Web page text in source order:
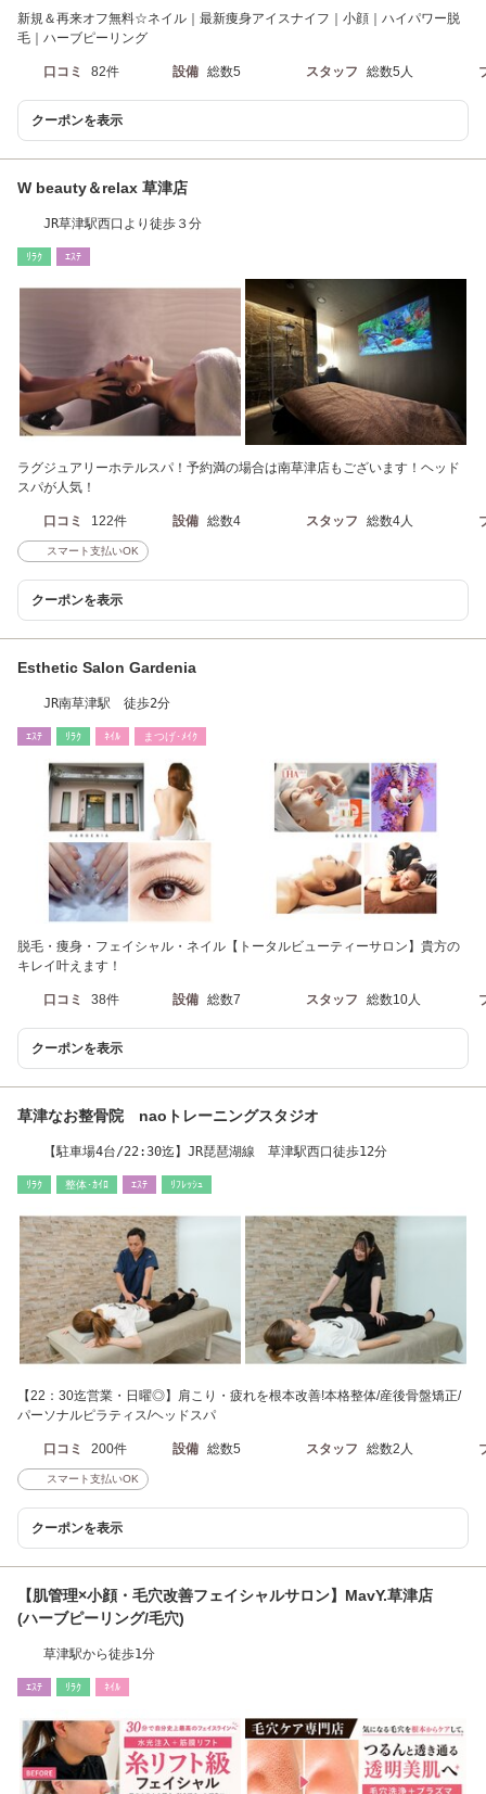
新規＆再来オフ無料☆ネイル｜最新痩身アイスナイフ｜小顔｜ハイパワー脱
毛｜ハーブピーリング
口コミ 82件 設備 総数5 スタッフ 総数5人
クーポンを表示
W beauty＆relax 草津店
JR草津駅西口より徒歩３分
ﾘﾗｸ ｴｽﾃ
ラグジュアリーホテルスパ！予約満の場合は南草津店もございます！ヘッド
スパが人気！
口コミ 122件 設備 総数4 スタッフ 総数4人
スマート支払いOK
クーポンを表示
Esthetic Salon Gardenia
JR南草津駅 徒歩2分
ｴｽﾃ ﾘﾗｸ ﾈｲﾙ まつげ･ﾒｲｸ
脱毛・痩身・フェイシャル・ネイル【トータルビューティーサロン】貴方の
キレイ叶えます！
口コミ 38件 設備 総数7 スタッフ 総数10人
クーポンを表示
草津なお整骨院 naoトレーニングスタジオ
【駐車場4台/22:30迄】JR琵琶湖線 草津駅西口徒歩12分
ﾘﾗｸ 整体･ｶｲﾛ ｴｽﾃ ﾘﾌﾚｯｼｭ
【22：30迄営業・日曜◎】肩こり・疲れを根本改善!本格整体/産後骨盤矯正/
パーソナルピラティス/ヘッドスパ
口コミ 200件 設備 総数5 スタッフ 総数2人
スマート支払いOK
クーポンを表示
【肌管理×小顔・毛穴改善フェイシャルサロン】MavY.草津店
(ハーブピーリング/毛穴)
草津駅から徒歩1分
ｴｽﾃ ﾘﾗｸ ﾈｲﾙ